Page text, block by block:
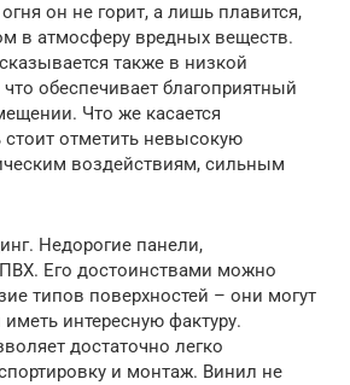
он не горит, а лишь плавится,
в атмосферу вредных веществ.
также в низкой
обеспечивает благоприятный
Что же касается
стоит отметить невысокую
воздействиям, сильным
Недорогие панели,
Его достоинствами можно
типов поверхностей – они могут
интересную фактуру.
достаточно легко
и монтаж. Винил не